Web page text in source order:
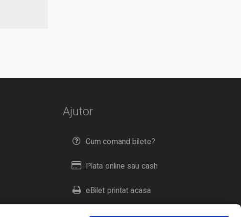
Ajutor
Cum comand bilete?
Plata online sau cash
eBilet printat acasa
Livrare prin curier